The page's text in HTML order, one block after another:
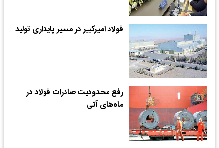
فولاد امیرکبیر در مسیر پایداری تولید
رفع محدودیت‌ صادرات فولاد در
ماه‌های آتی